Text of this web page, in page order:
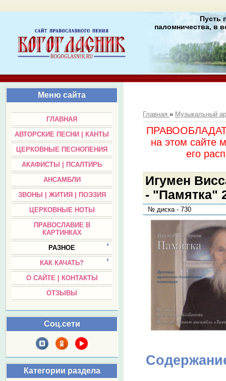
Пусть
паломничества, в
Меню сайта
ГЛАВНАЯ
АВТОРСКИЕ ПЕСНИ | КАНТЫ
ЦЕРКОВНЫЕ ПЕСНОПЕНИЯ
АКАФИСТЫ | ПСАЛТИРЬ
АНСАМБЛИ
ЗВОНЫ | ЖИТИЯ | ПОЭЗИЯ
ЦЕРКОВНЫЕ НОТЫ
ПРАВОСЛАВИЕ В
КАРТИНКАХ
РАЗНОЕ
КАК КАЧАТЬ?
О САЙТЕ | КОНТАКТЫ
ОТЗЫВЫ
Соц.сети
Категории раздела
Главная» Музыкальный
на этом сайте
его
Игумен
- "Памятка"
№ диска - 730